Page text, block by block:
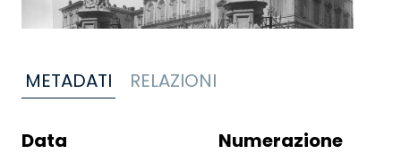
METADATI RELAZIONI
Data
Numerazione